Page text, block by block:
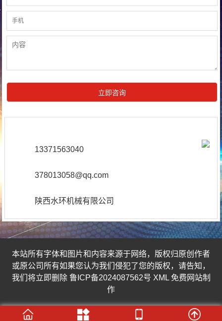
13371563040
378013058@qq.com
陕西水环机械有限公司
本站所有字体和图片和内容来源于网络，版权归原创作者
或原公司所有如果您认为我们侵犯了您的版权，请告知，
我们将立即删除 鲁ICP备2024087562号 XML 免费网站制
作